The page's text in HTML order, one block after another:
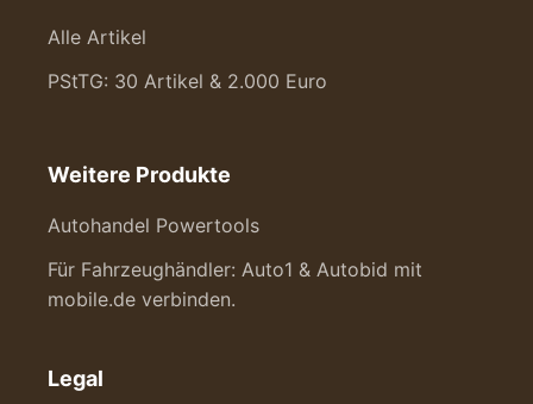
Alle Artikel
PStTG: 30 Artikel & 2.000 Euro
Weitere Produkte
Autohandel Powertools
Für Fahrzeughändler: Auto1 & Autobid mit
mobile.de verbinden.
Legal